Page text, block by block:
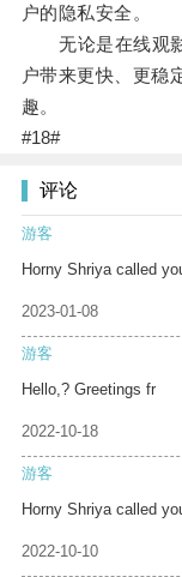
户的隐私安全。
无论是在线观影
户带来更快、更稳
趣。
#18#
评论
游客
Horny Shriya called
2023-01-08
游客
Hello,? Greetings fr
2022-10-18
游客
Horny Shriya called
2022-10-10